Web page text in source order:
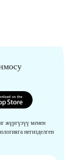
жүргүзүү менен
негизделген